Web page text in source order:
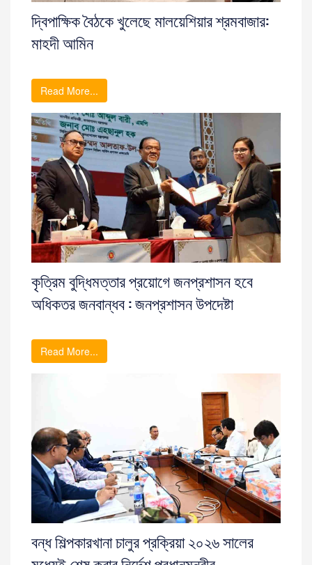
দ্বিপাক্ষিক বৈঠকে খুলেছে মালয়েশিয়ার শ্রমবাজার:
মাহদী আমিন
Read More...
কৃত্রিম বুদ্ধিমত্তার প্রয়োগে জনপ্রশাসন হবে
অধিকতর জনবান্ধব : জনপ্রশাসন উপদেষ্টা
Read More...
বন্ধ শিল্পকারখানা চালুর প্রক্রিয়া ২০২৬ সালের